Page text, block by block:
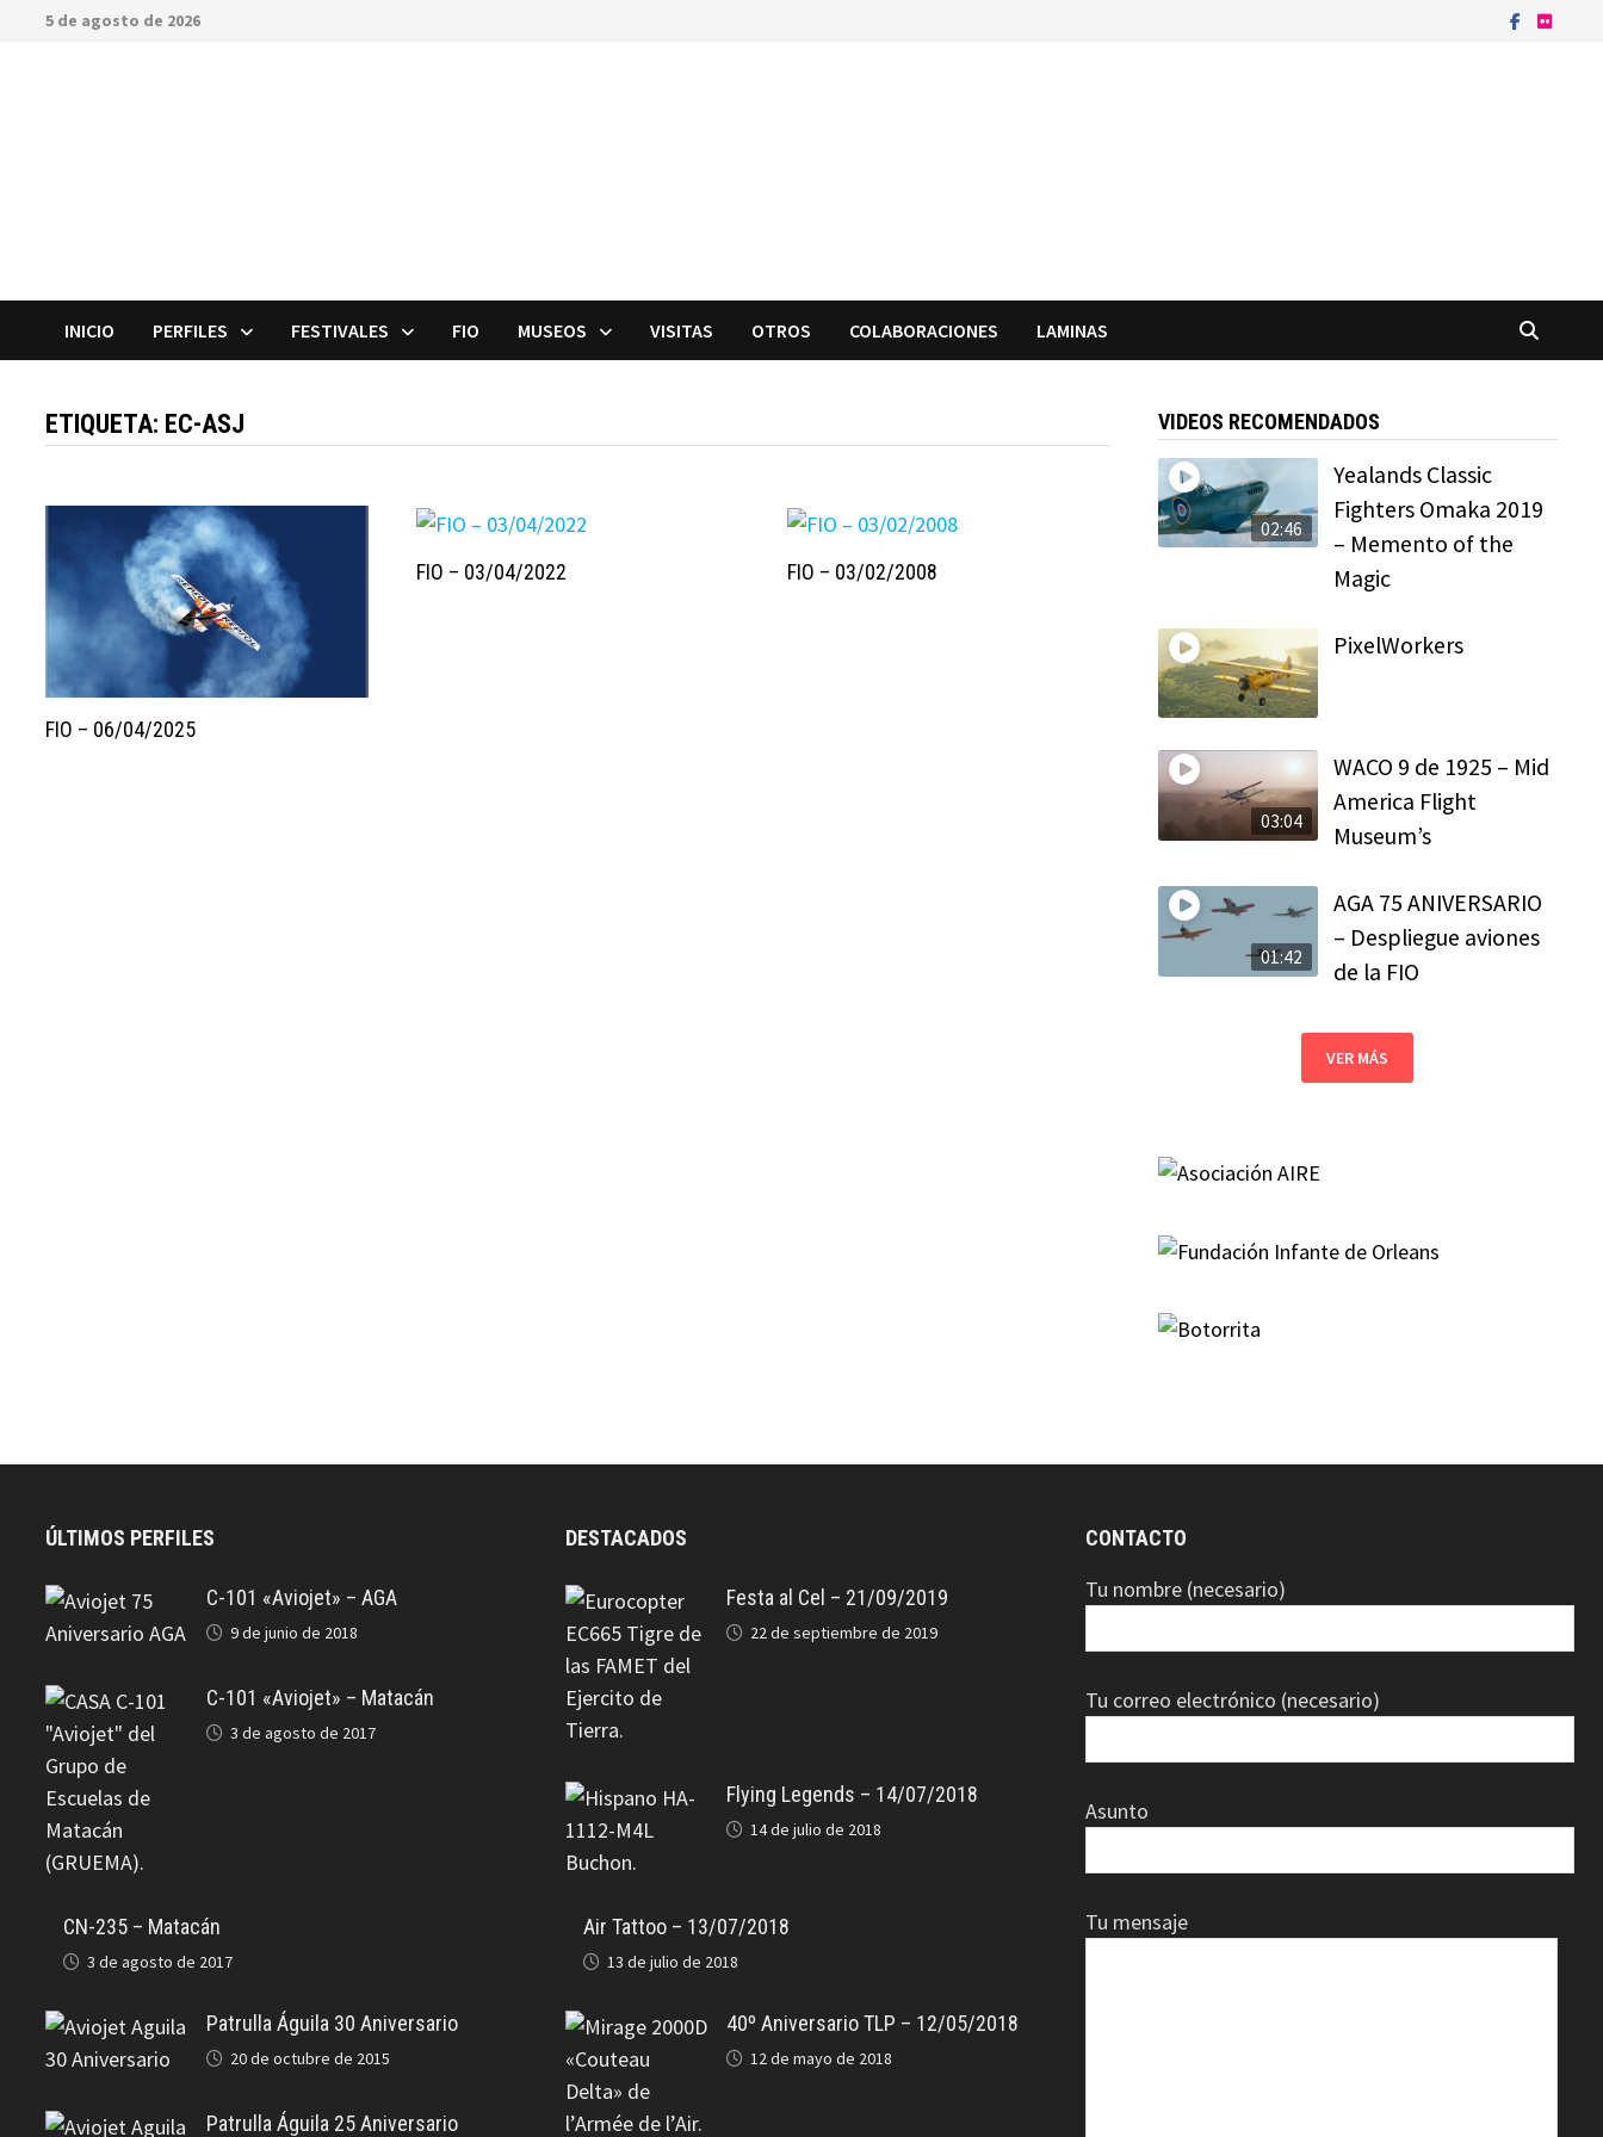
Saltar5 de agosto de 2026
INICIO PERFILES FESTIVALES FIO MUSEOS VISITAS OTROS COLABORACIONES LAMINAS
ETIQUETA: EC-ASJ
FIO – 06/04/2025
FIO – 03/04/2022 FIO – 03/02/2008
VIDEOS RECOMENDADOS
02:46
Yealands Classic
Fighters Omaka 2019
– Memento of the
Magic
PixelWorkers
03:04
WACO 9 de 1925 – Mid
America Flight
Museum’s
01:42
AGA 75 ANIVERSARIO
– Despliegue aviones
de la FIO
VER MÁS
ÚLTIMOS PERFILES
C-101 «Aviojet» – AGA
9 de junio de 2018
C-101 «Aviojet» – Matacán
3 de agosto de 2017
CN-235 – Matacán
3 de agosto de 2017
Patrulla Águila 30 Aniversario
20 de octubre de 2015
Patrulla Águila 25 Aniversario
DESTACADOS
Festa al Cel – 21/09/2019
22 de septiembre de 2019
Flying Legends – 14/07/2018
14 de julio de 2018
Air Tattoo – 13/07/2018
13 de julio de 2018
40º Aniversario TLP – 12/05/2018
12 de mayo de 2018
CONTACTO
Tu nombre (necesario)
Tu correo electrónico (necesario)
Asunto
Tu mensaje